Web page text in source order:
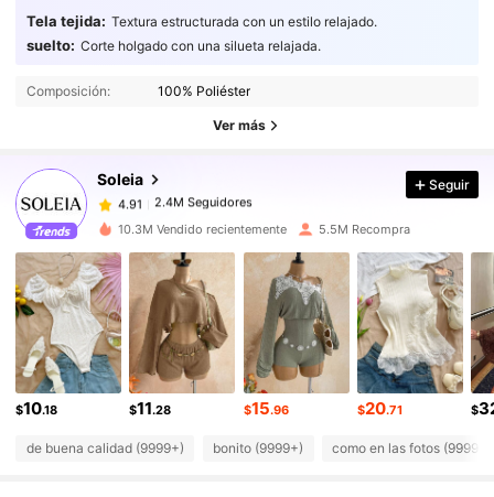
Tela tejida: Textura estructurada con un estilo relajado.
suelto: Corte holgado con una silueta relajada.
Composición: 100% Poliéster
Ver más
Soleia
2.4M Seguidores
2.4M Seguidores
4.91
4.91
2.4M Seguidores
4.91
2.4M Seguidores
4.91 2.4M Seguidores
4.91 2.4M Seguidores
4.91 2.4M Seguidores
4.91 2.4M Seguidores
4.91 2.4M Seguidores
Seguir
10.3M Vendido recientemente 5.5M Recompra
$10.18 $11.28 $15.96 $20.71 $
de buena calidad (9999+) bonito (9999+) como en las fotos (9999+)